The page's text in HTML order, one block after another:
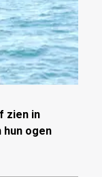
zien in
hun ogen